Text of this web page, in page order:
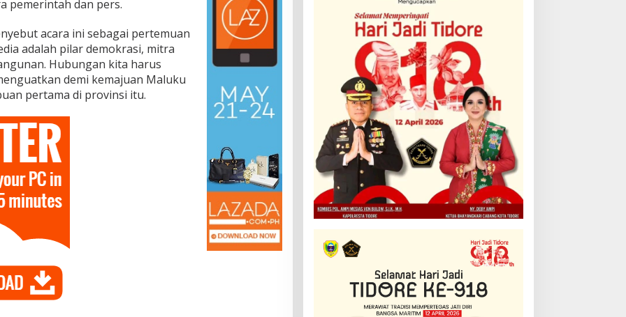
pemerintah dan pers.
acara ini sebagai pertemuan
adalah pilar demokrasi, mitra
Hubungan kita harus
demi kemajuan Maluku
pertama di provinsi itu.